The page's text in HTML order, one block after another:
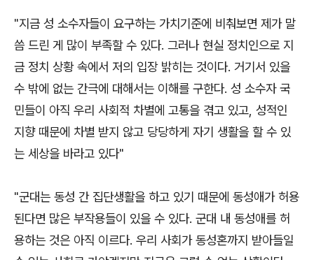
"지금 성 소수자들이 요구하는 가치기준에 비춰보면 제가 말
씀 드린 게 많이 부족할 수 있다. 그러나 현실 정치인으로 지
금 정치 상황 속에서 저의 입장 밝히는 것이다. 거기서 있을
수 밖에 없는 간극에 대해서는 이해를 구한다. 성 소수자 국
민들이 아직 우리 사회적 차별에 고통을 겪고 있고, 성적인
지향 때문에 차별 받지 않고 당당하게 자기 생활을 할 수 있
는 세상을 바라고 있다"
"군대는 동성 간 집단생활을 하고 있기 때문에 동성애가 허용
된다면 많은 부작용들이 있을 수 있다. 군대 내 동성애를 허
용하는 것은 아직 이르다. 우리 사회가 동성혼까지 받아들일